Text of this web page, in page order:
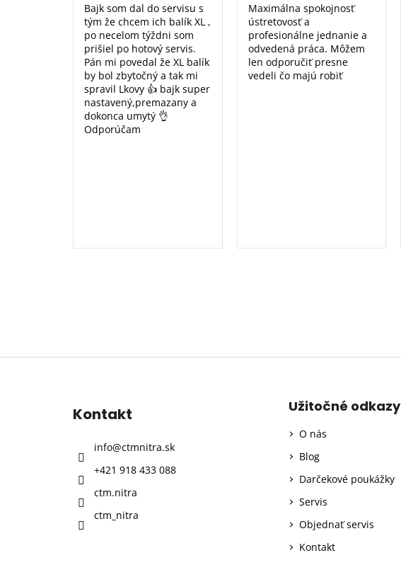
Bajk som dal do servisu s
tým že chcem ich balík XL ,
po necelom týždni som
prišiel po hotový servis.
Pán mi povedal že XL balík
by bol zbytočný a tak mi
spravil Lkovy 👍 bajk super
nastavený,premazany a
dokonca umytý 👌
Odporúčam
Maximálna spokojnosť
ústretovosť a
profesionálne jednanie a
odvedená práca. Môžem
len odporučiť presne
vedeli čo majú robiť
Z
Kontakt
info@ctmnitra.sk
+421 918 433 088
ctm.nitra
ctm_nitra
Užitočné odkazy
O nás
Blog
Darčekové poukážky
Servis
Objednať servis
Kontakt